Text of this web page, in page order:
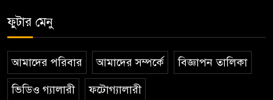
ফুটার মেনু
আমাদের পরিবার আমাদের সম্পর্কে বিজ্ঞাপন তালিকা
ভিডিও গ্যালারী ফটোগ্যালারী